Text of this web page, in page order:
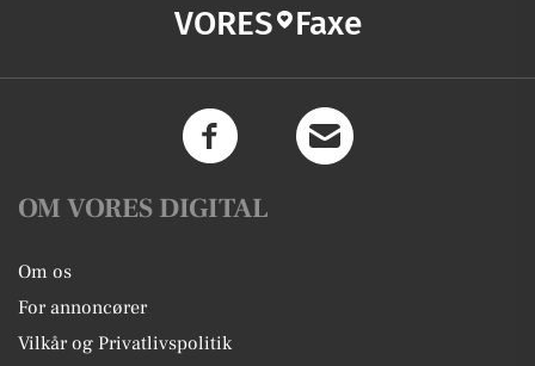
VORES Faxe
OM VORES DIGITAL
Om os
For annoncører
Vilkår og Privatlivspolitik